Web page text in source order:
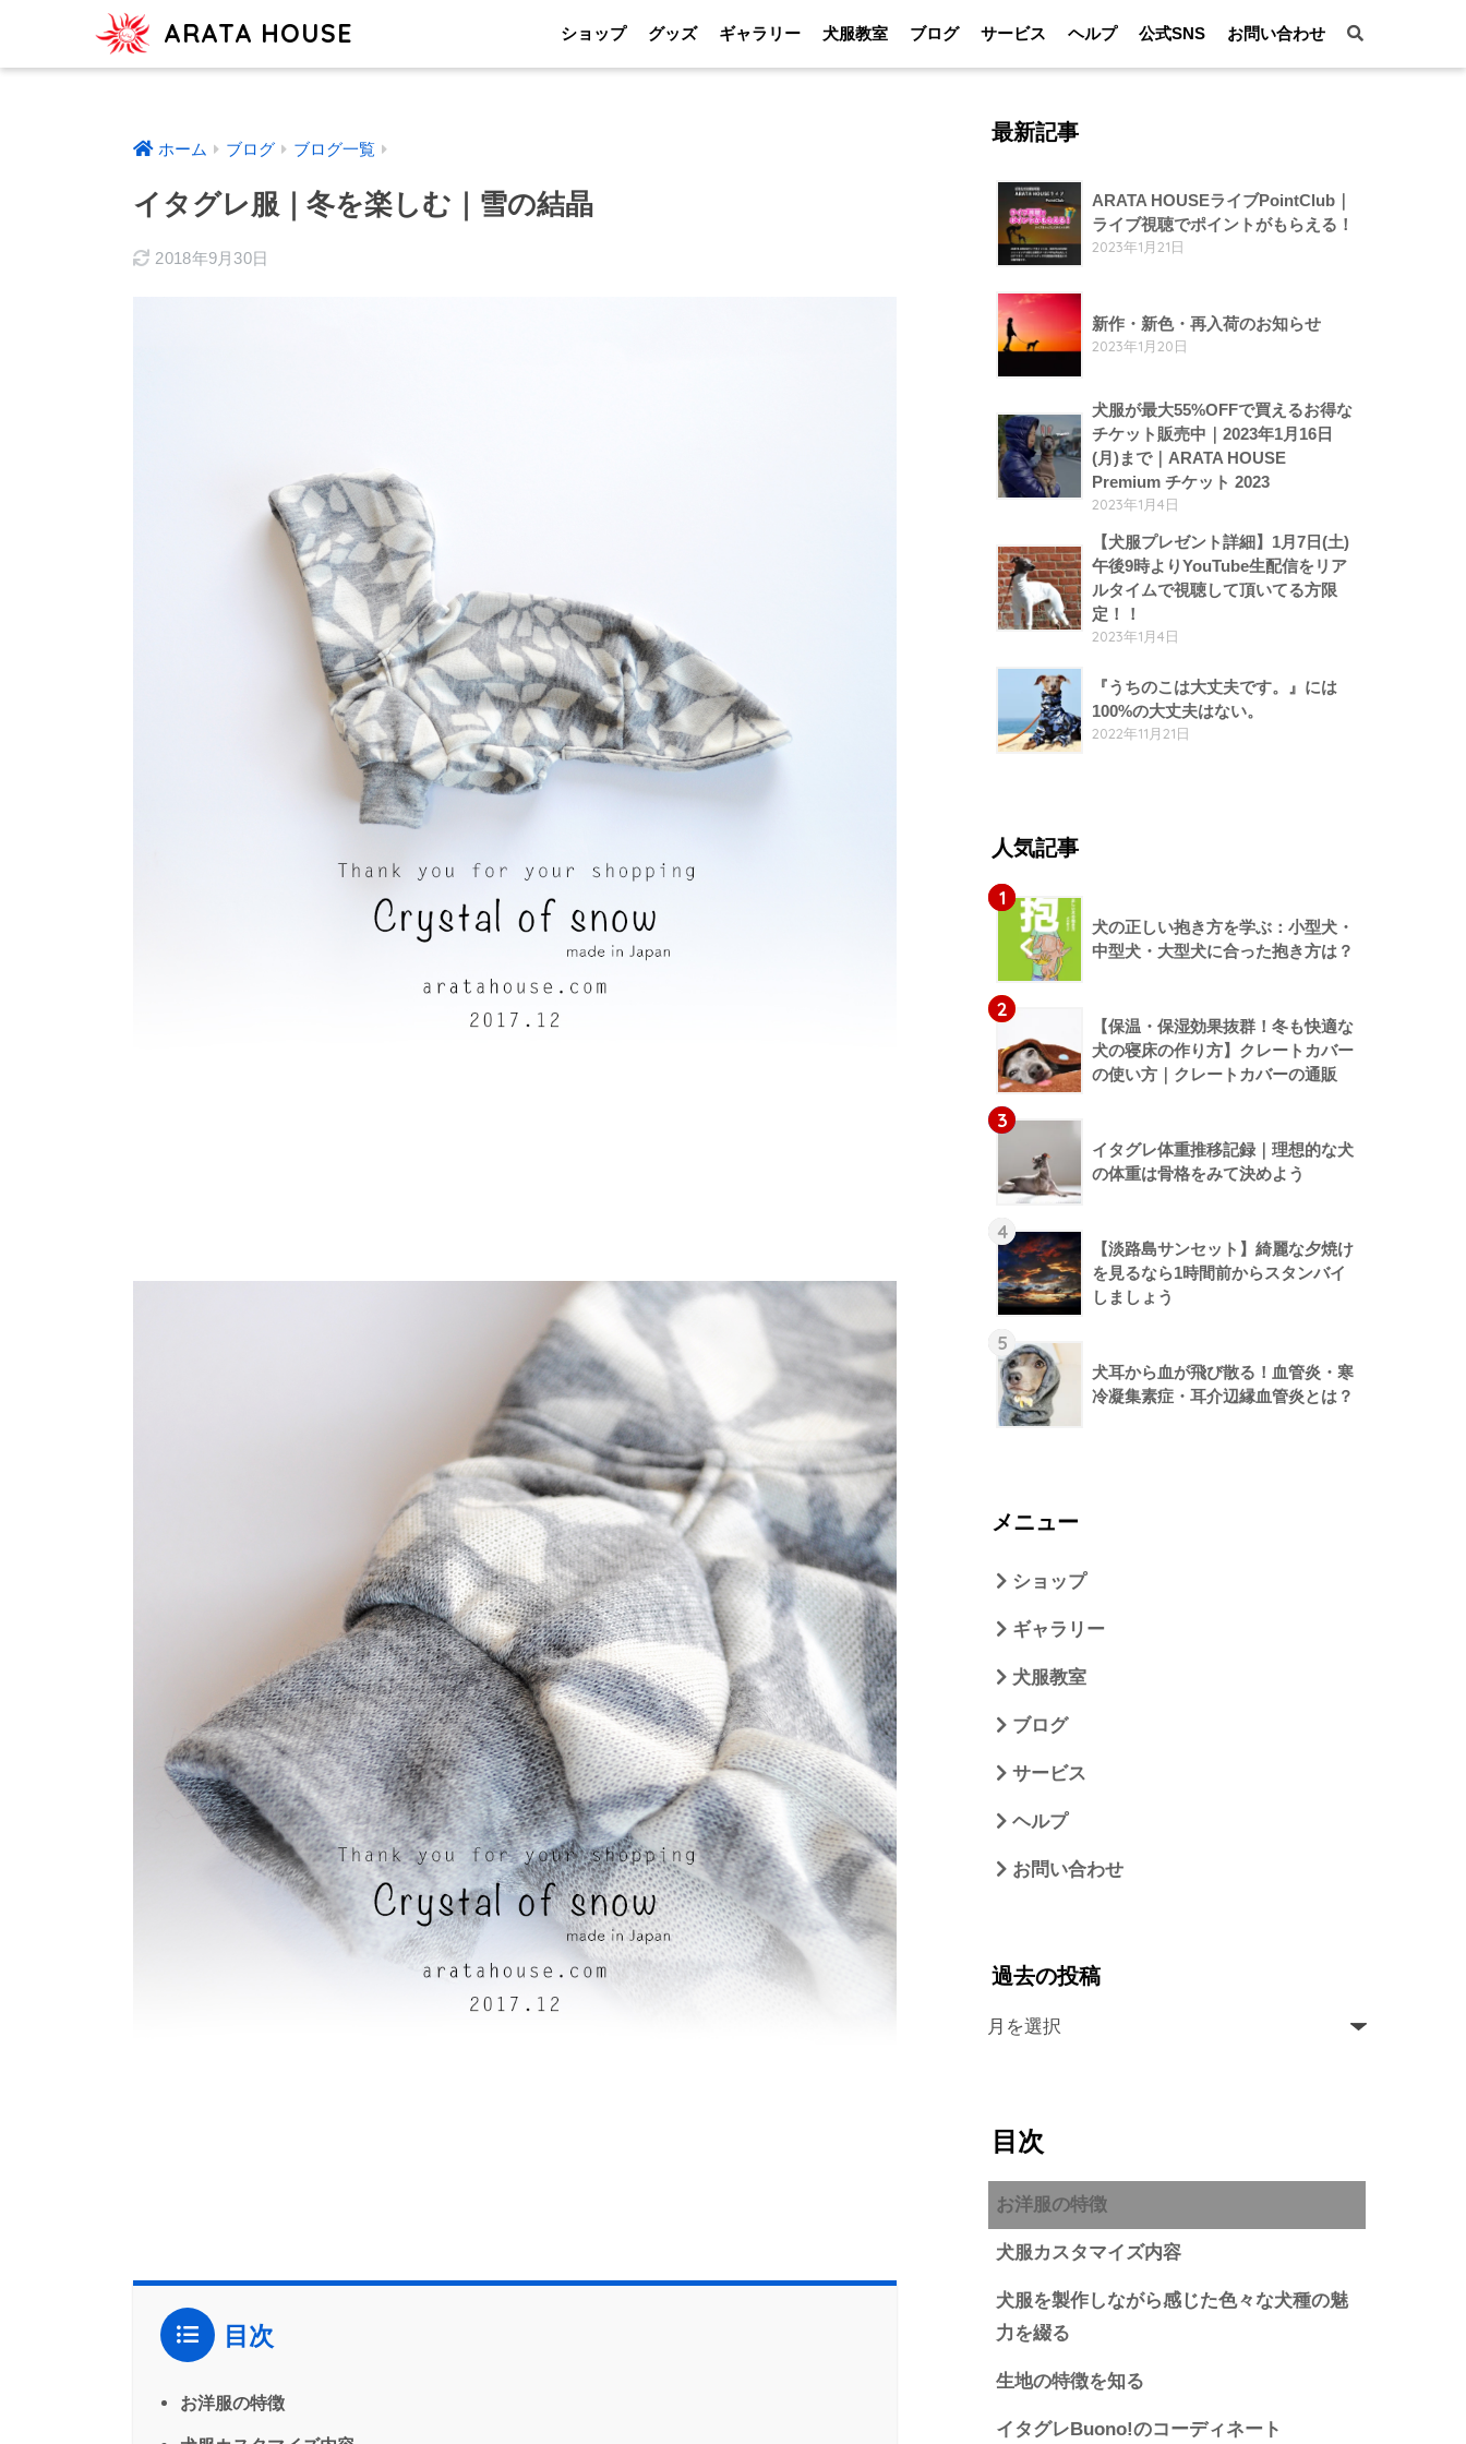
ARATA HOUSE ショップ グッズ ギャラリー 犬服教室 ブログ サービス ヘルプ 公式SNS お問い合わせ
ホーム ブログ ブログ一覧
イタグレ服｜冬を楽しむ｜雪の結晶
2018年9月30日
目次
お洋服の特徴
最新記事
ARATA HOUSEライブPointClub｜
ライブ視聴でポイントがもらえる！
2023年1月21日
新作・新色・再入荷のお知らせ
2023年1月20日
犬服が最大55%OFFで買えるお得な
チケット販売中｜2023年1月16日
(月)まで｜ARATA HOUSE
Premium チケット 2023
2023年1月4日
【犬服プレゼント詳細】1月7日(土)
午後9時よりYouTube生配信をリア
ルタイムで視聴して頂いてる方限
定！！
2023年1月4日
『うちのこは大丈夫です。』には
100%の大丈夫はない。
2022年11月21日
人気記事
1
犬の正しい抱き方を学ぶ：小型犬・
中型犬・大型犬に合った抱き方は？
2
【保温・保湿効果抜群！冬も快適な
犬の寝床の作り方】クレートカバー
の使い方｜クレートカバーの通販
3
イタグレ体重推移記録｜理想的な犬
の体重は骨格をみて決めよう
4
【淡路島サンセット】綺麗な夕焼け
を見るなら1時間前からスタンバイ
しましょう
5
犬耳から血が飛び散る！血管炎・寒
冷凝集素症・耳介辺縁血管炎とは？
メニュー
ショップ
ギャラリー
犬服教室
ブログ
サービス
ヘルプ
お問い合わせ
過去の投稿
目次
お洋服の特徴
犬服カスタマイズ内容
犬服を製作しながら感じた色々な犬種の魅
力を綴る
生地の特徴を知る
イタグレBuono!のコーディネート